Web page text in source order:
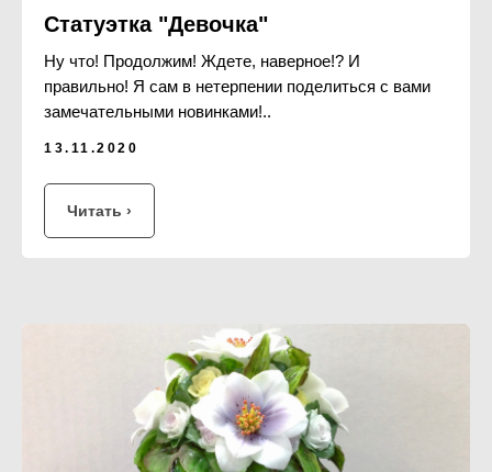
Статуэтка "Девочка"
Ну что! Продолжим! Ждете, наверное!? И
правильно! Я сам в нетерпении поделиться с вами
замечательными новинками!..
13.11.2020
Читать ›